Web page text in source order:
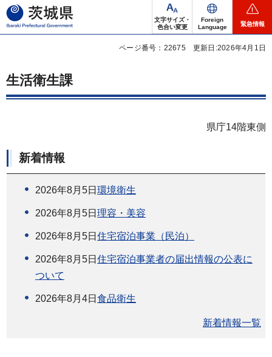
茨城県
文字サイズ・
色合い変更
Foreign
Language
緊急情報
ページ番号：22675 更新日:2026年4月1日
生活衛生課
県庁14階東側
新着情報
2026年8月5日 環境衛生
2026年8月5日 理容・美容
2026年8月5日 住宅宿泊事業（民泊）
2026年8月5日 住宅宿泊事業者の届出情報の公表に
ついて
2026年8月4日 食品衛生
新着情報一覧